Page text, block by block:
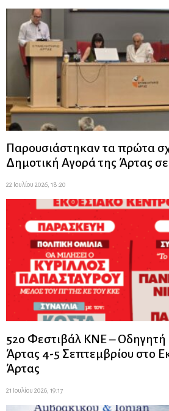
Παρουσιάστηκαν τα πρώτα
Δημοτική Αγορά της Άρτας σε
22 Ιουλίου 2026, 18:20
52ο Φεστιβάλ ΚΝΕ – Οδηγητή
Άρτας 4-5 Σεπτεμβρίου στο
Άρτας
21 Ιουλίου 2026, 19:17